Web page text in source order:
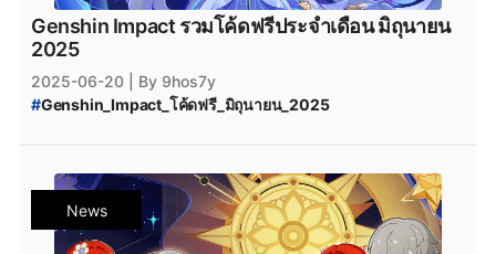
Genshin Impact รวมโค้ดฟรีประจำเดือน มิถุนายน
2025
2025-06-20
| By 9hos7y
#Genshin_Impact_โค้ดฟรี_มิถุนายน_2025
โค้ดGenshinImpact #เพชรฟรี #Primogemฟรี
แจกไอเทมฟรี #GenshinImpactโค้ด
โค้ดเกมฟรี GenshinImpactเพชรฟรี #แจกเพชรฟรี
GenshinImpactแจกโค้ด #genshinimpact
News